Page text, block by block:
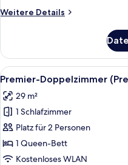
or
anzeigen
Weitere Details
Weitere
Doppel-
oder
-
Zweibettzimmer
(Superior
Double
or
Twin
Bungalow)
Alle
Fotos
für
Premier-
Doppelzimmer
(Premier
Double
5
Premier-Doppelzimmer
29 m²
1 Schlafzimmer
Platz für 2 Personen
1 Queen-Bett
Kostenloses WLAN